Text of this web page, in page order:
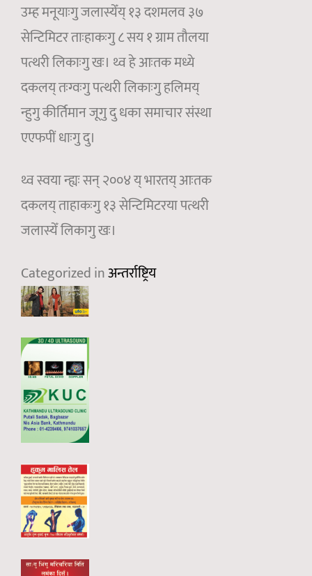
उम्ह मनूयाःगु जलास्येँय् १३ दशमलव ३७
सेन्टिमिटर ताःहाकःगु ८ सय १ ग्राम तौलया
पत्थरी लिकाःगु खः। थ्व हे आःतक मध्ये
दकलय् तःग्वःगु पत्थरी लिकाःगु हलिमय्
न्हुगु कीर्तिमान जूगु दु धका समाचार संस्था
एएफपीं धाःगु दु।
थ्व स्वया न्ह्यः सन् २००४ य् भारतय् आःतक
दकलय् ताहाकःगु १३ सेन्टिमिटरया पत्थरी
जलास्येँ लिकागु खः।
Categorized inअन्तर्राष्ट्रिय